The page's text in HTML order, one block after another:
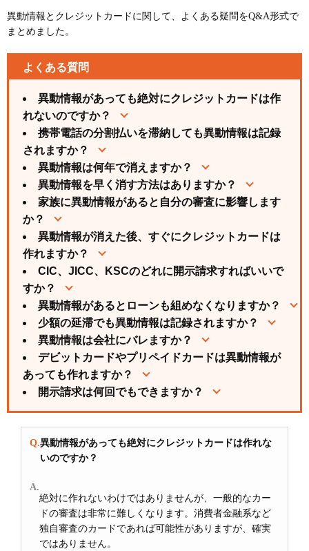
異動情報とクレジットカードに関して、よくある疑問をQ&A形式で
まとめました。
よくある質問
異動情報があっても絶対にクレジットカードは作
れないのですか？
携帯電話の分割払いを滞納しても異動情報は記録
されますか？
異動情報は何年で消えますか？
異動情報を早く消す方法はありますか？
家族に異動情報があると自分の審査に影響します
か？
異動情報が消えた後、すぐにクレジットカードは
作れますか？
CIC、JICC、KSCのどれに開示請求すればいいで
すか？
異動情報があるとローンも組めなくなりますか？
少額の延滞でも異動情報は記録されますか？
異動情報は会社にバレますか？
デビットカードやプリペイドカードは異動情報が
あっても作れますか？
開示請求は何回でもできますか？
異動情報があっても絶対にクレジットカードは作れな
いのですか？
絶対に作れないわけではありませんが、一般的なカー
ドの審査は非常に難しくなります。消費者金融系など
独自審査のカードであれば可能性がありますが、確実
ではありません。